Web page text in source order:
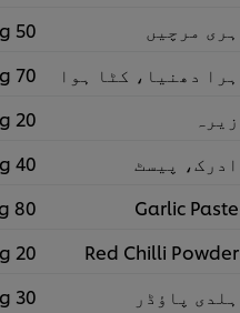
ہری مرچیں
50 g
ہرا دھنیا، کٹا ہوا
70 g
زیرہ
20 g
ادرک، پیسٹ
40 g
Garlic Paste
80 g
Red Chilli Powder
20 g
ہلدی پاﺅڈر
30 g